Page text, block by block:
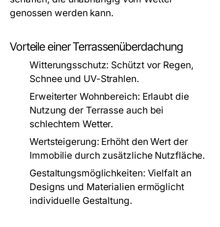
genossen werden kann.
Vorteile einer Terrassenüberdachung
Witterungsschutz: Schützt vor Regen,
Schnee und UV-Strahlen.
Erweiterter Wohnbereich: Erlaubt die
Nutzung der Terrasse auch bei
schlechtem Wetter.
Wertsteigerung: Erhöht den Wert der
Immobilie durch zusätzliche Nutzfläche.
Gestaltungsmöglichkeiten: Vielfalt an
Designs und Materialien ermöglicht
individuelle Gestaltung.